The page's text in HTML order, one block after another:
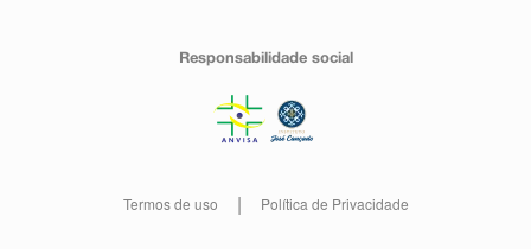
Responsabilidade social
Termos de uso Política de Privacidade